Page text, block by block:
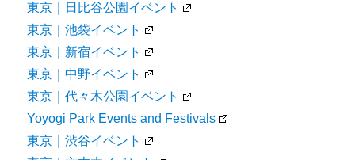
東京｜日比谷公園イベント
東京｜池袋イベント
東京｜新宿イベント
東京｜中野イベント
東京｜代々木公園イベント
Yoyogi Park Events and Festivals
東京｜渋谷イベント